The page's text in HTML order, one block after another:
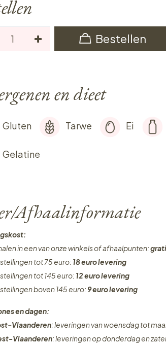
Bestellen
en dieet
Gluten Tarwe Ei
Gelatine
Afhaalinformatie
in een van onze winkels of afhaalpunten:
tot 75 euro: 18 euro levering
tot 145 euro: 12 euro levering
boven 145 euro: 9 euro levering
en dagen:
Vlaanderen: leveringen van woensdag tot
Vlaanderen: leveringen op donderdag en